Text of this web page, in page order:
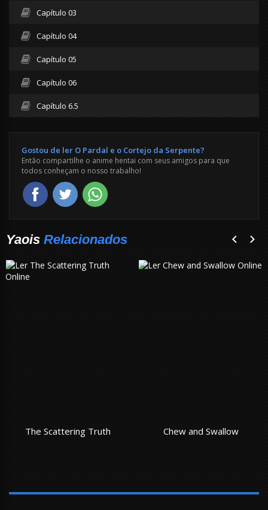
Capítulo 03
Capítulo 04
Capítulo 05
Capítulo 06
Capítulo 6.5
Gostou de ler O Pardal e o Cortejo da Serpente?
Então compartilhe o anime hentai com seus amigos para que
todos conheçam o nosso trabalho!
Yaois Relacionados
The Scattering Truth Chew and Swallow